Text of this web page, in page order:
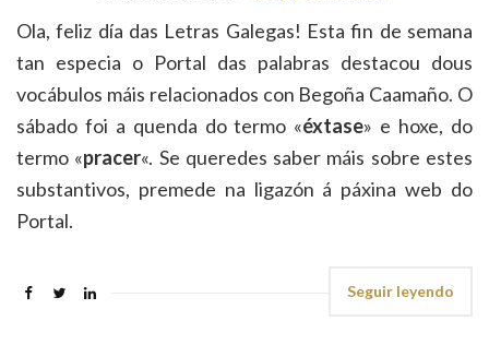
Ola, feliz día das Letras Galegas! Esta fin de semana
tan especia o Portal das palabras destacou dous
vocábulos máis relacionados con Begoña Caamaño. O
sábado foi a quenda do termo «éxtase» e hoxe, do
termo «pracer«. Se queredes saber máis sobre estes
substantivos, premede na ligazón á páxina web do
Portal.
Seguir leyendo